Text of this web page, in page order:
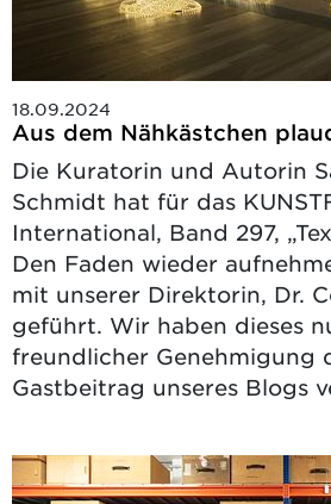
18.09.2024
Aus dem Nähkästchen
Die Kuratorin und Autorin
Schmidt hat für das
International, Band 297,
Den Faden wieder
mit unserer Direktorin, Dr.
geführt. Wir haben dieses
freundlicher Genehmigung
Gastbeitrag unseres Blogs